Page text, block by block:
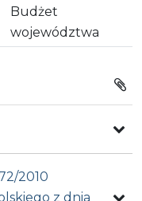
Budżet
województwa
2010
z dnia